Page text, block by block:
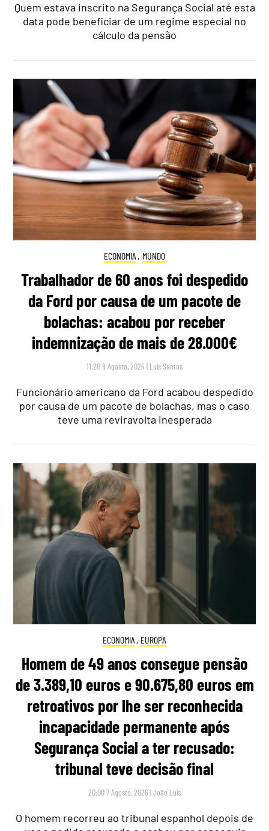
Quem estava inscrito na Segurança Social até esta
data pode beneficiar de um regime especial no
cálculo da pensão
ECONOMIA , MUNDO
Trabalhador de 60 anos foi despedido
da Ford por causa de um pacote de
bolachas: acabou por receber
indemnização de mais de 28.000€
11:20 8 Agosto, 2026 | Luís Santos
Funcionário americano da Ford acabou despedido
por causa de um pacote de bolachas, mas o caso
teve uma reviravolta inesperada
ECONOMIA , EUROPA
Homem de 49 anos consegue pensão
de 3.389,10 euros e 90.675,80 euros em
retroativos por lhe ser reconhecida
incapacidade permanente após
Segurança Social a ter recusado:
tribunal teve decisão final
20:00 7 Agosto, 2026 |João Luís
O homem recorreu ao tribunal espanhol depois de